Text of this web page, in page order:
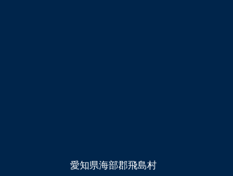
愛知県海部郡飛島村